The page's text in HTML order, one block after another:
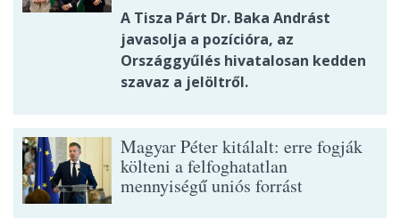
A Tisza Párt Dr. Baka Andrást
javasolja a pozícióra, az
Országgyűlés hivatalosan kedden
szavaz a jelöltről.
Magyar Péter kitálalt: erre fogják
költeni a felfoghatatlan
mennyiségű uniós forrást